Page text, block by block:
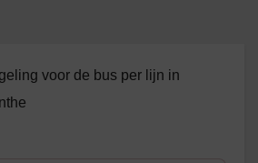
voor de bus per lijn in